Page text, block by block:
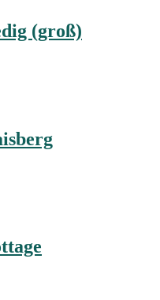
(groß)